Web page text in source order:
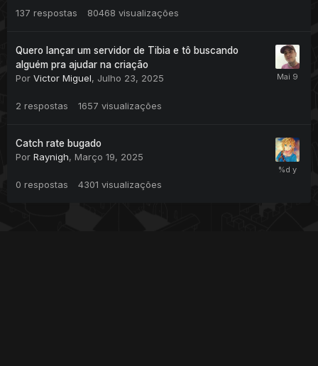
137 respostas 80468 visualizações
Quero lançar um servidor de Tibia e tô buscando
alguém pra ajudar na criação
Por Victor Miguel, Julho 23, 2025
2 respostas 1657 visualizações
Catch rate bugado
Por Raynigh, Março 19, 2025
0 respostas 4301 visualizações